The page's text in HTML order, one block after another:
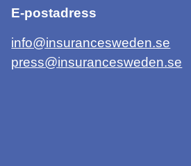
E-postadress
info@insurancesweden.se
press@insurancesweden.se